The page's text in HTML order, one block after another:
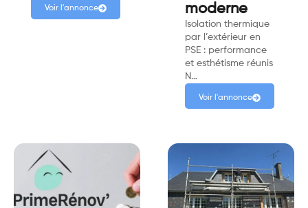
Voir l'annonce
moderne
Isolation thermique
par l’extérieur en
PSE : performance
et esthétisme réunis
N…
Voir l'annonce